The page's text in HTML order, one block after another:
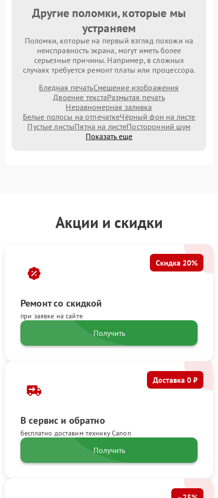
Другие поломки, которые мы
устраняем
Поломки, которые на первый взгляд похожи на
неисправность экрана, могут иметь более
серьезные причины. Например, в сложных
случаях требуется ремонт платы или процессора.
Бледная печатьСмещение изображения
Двоение текстаРазмытая печать
Неравномерная заливка
Белые полосы на отпечаткеЧёрный фон на листе
Пустые листыПятна на листеПосторонний шум
Показать еще
Акции и скидки
Ремонт со скидкой
при заявке на сайте
Скидка 20%
Получить
В сервис и обратно
бесплатно доставим технику Canon
Доставка 0 ₽
Получить